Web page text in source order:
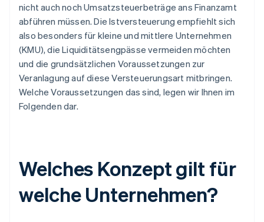
nicht auch noch Umsatzsteuerbeträge ans Finanzamt
abführen müssen. Die Istversteuerung empfiehlt sich
also besonders für kleine und mittlere Unternehmen
(KMU), die Liquiditätsengpässe vermeiden möchten
und die grundsätzlichen Voraussetzungen zur
Veranlagung auf diese Versteuerungsart mitbringen.
Welche Voraussetzungen das sind, legen wir Ihnen im
Folgenden dar.
Welches Konzept gilt für
welche Unternehmen?